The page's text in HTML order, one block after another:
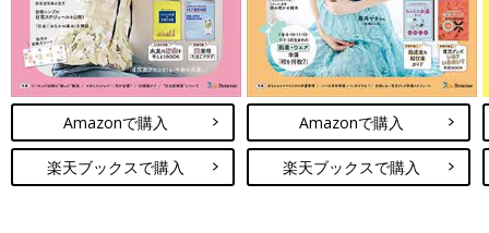
たように大きく泣き叫ぶ声が聞こえ「あぁ、生きてる……よかっ
た……」と心の底からホッとしました。
息を吹き返した娘
Amazonで購入
楽天ブックスで購入
Amazonで購入
楽天ブックスで購入